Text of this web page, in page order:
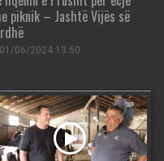
piknik – Jashtë Vijës së
06/2024 13:50